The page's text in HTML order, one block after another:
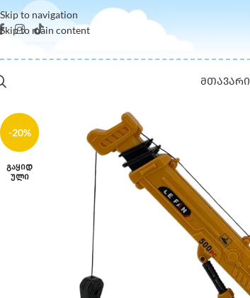
Skip to navigation
Skip to main content
ᲛᲗᲐᲕᲐᲠᲘ
-20%
ᲒᲐᲧᲘᲓ
ᲣᲚᲘ